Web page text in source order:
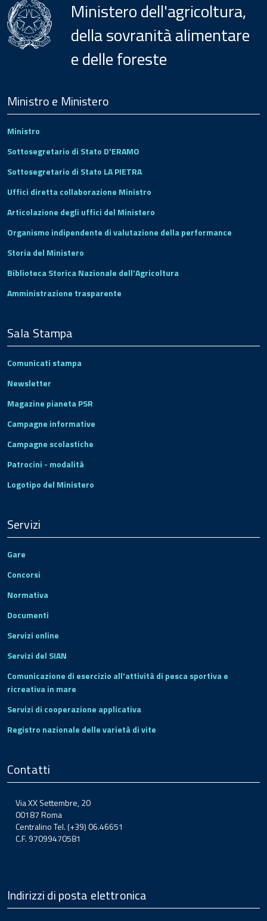
Ministero dell'agricoltura,
della sovranità alimentare
e delle foreste
Footer
Ministro e Ministero
Ministro
Sottosegretario di Stato D'ERAMO
Sottosegretario di Stato LA PIETRA
Uffici diretta collaborazione Ministro
Articolazione degli uffici del Ministero
Organismo indipendente di valutazione della performance
Storia del Ministero
Biblioteca Storica Nazionale dell'Agricoltura
Amministrazione trasparente
Sala Stampa
Comunicati stampa
Newsletter
Magazine pianeta PSR
Campagne informative
Campagne scolastiche
Patrocini - modalità
Logotipo del Ministero
Servizi
Gare
Concorsi
Normativa
Documenti
Servizi online
Servizi del SIAN
Comunicazione di esercizio all'attività di pesca sportiva e
ricreativa in mare
Servizi di cooperazione applicativa
Registro nazionale delle varietà di vite
Contatti
Via XX Settembre, 20
00187 Roma
Centralino Tel. (+39) 06.46651
C.F. 97099470581
Indirizzi di posta elettronica